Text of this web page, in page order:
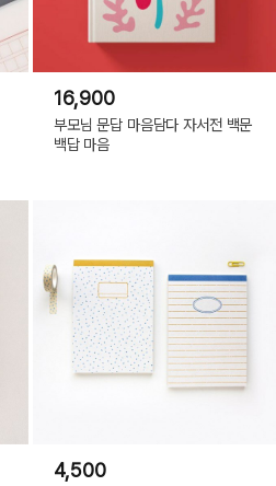
16,900
부모님 문답 마음담다 자서전 백문
백답 마음
4,500